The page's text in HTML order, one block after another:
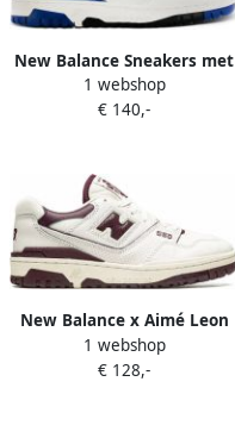
New Balance Sneakers met
logodetail Wit
1 webshop
€ 140,-
New Balance x Aimé Leon
Dore 550 sneakers Wit
1 webshop
€ 128,-